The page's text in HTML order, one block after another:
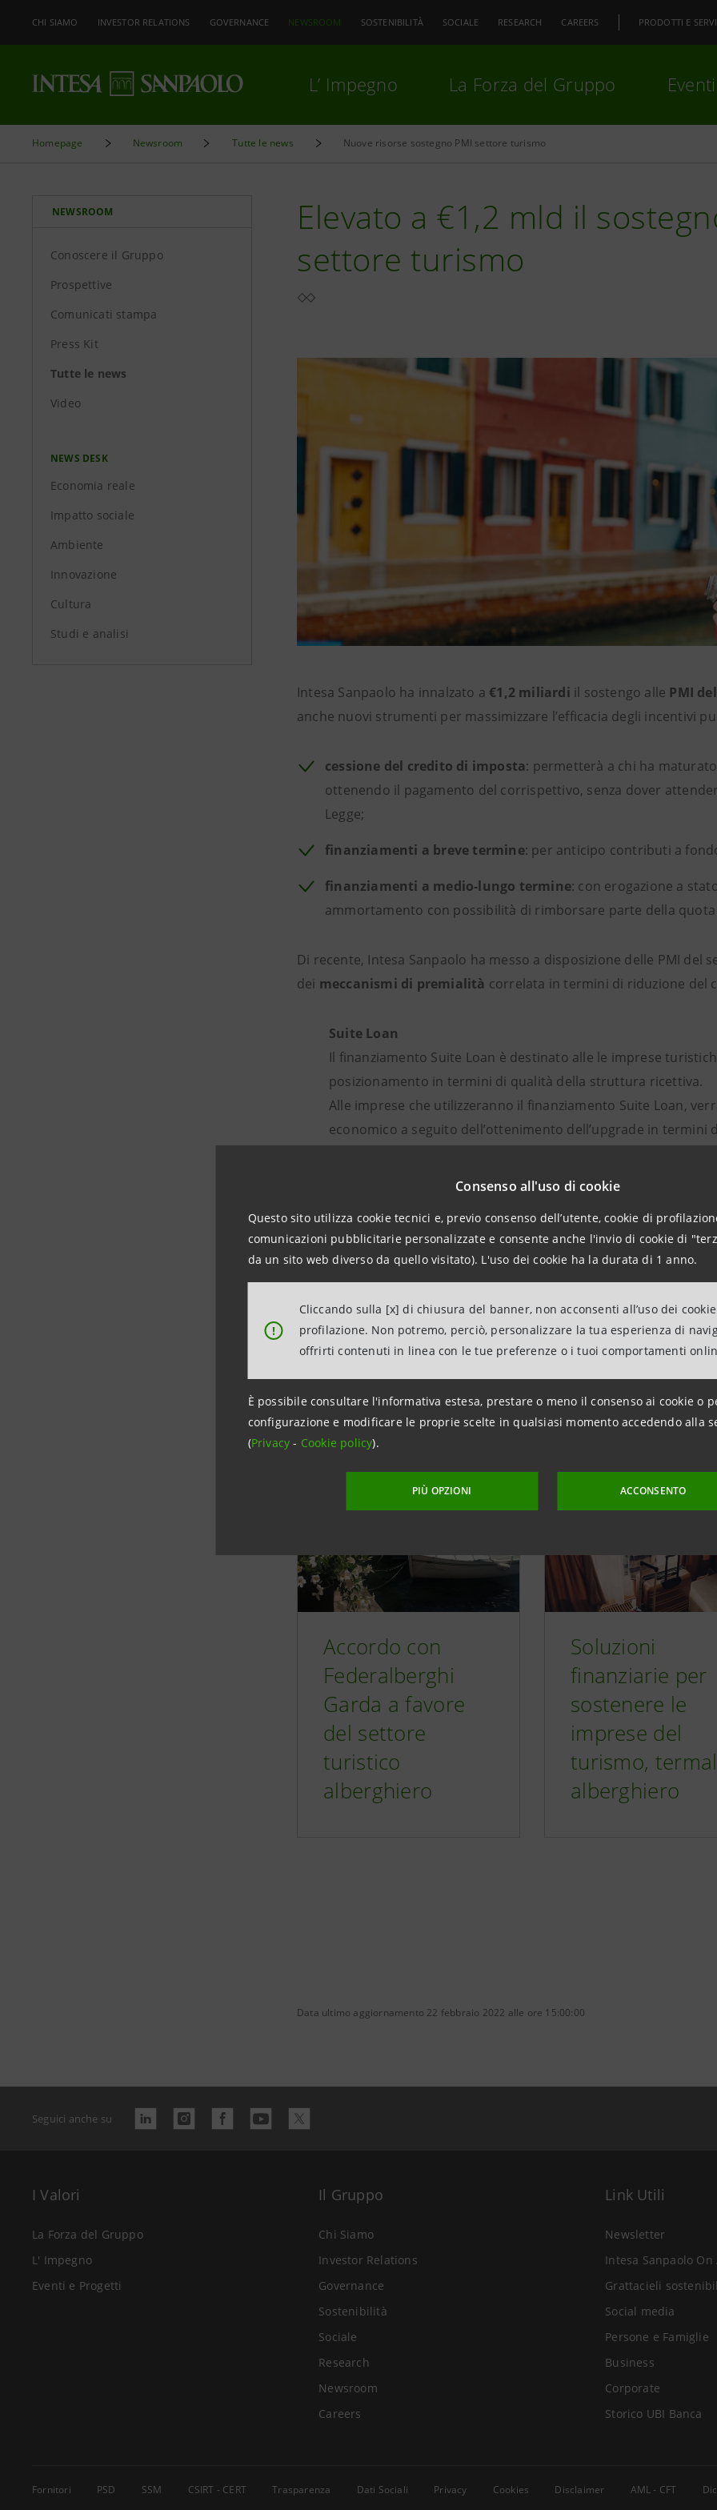
Consenso all'uso di cookie
Questo sito utilizza cookie tecnici e, previo consenso dell’utente, cookie di
comunicazioni pubblicitarie personalizzate e consente anche l'invio di cookie di
da un sito web diverso da quello visitato). L'uso dei cookie ha la durata di 1 anno.
!
Cliccando sulla [x] di chiusura del banner, non acconsenti all’uso dei
profilazione. Non potremo, perciò, personalizzare la tua esperienza di
offrirti contenuti in linea con le tue preferenze o i tuoi comportamenti
È possibile consultare l'informativa estesa, prestare o meno il consenso ai cookie o
configurazione e modificare le proprie scelte in qualsiasi momento accedendo alla
(Privacy- Cookie policy).
PIÙ OPZIONI ACCONSENTO
CHI SIAMO INVESTOR RELATIONS GOVERNANCE NEWSROOM SOSTENIBILITÀ SOCIALE RESEARCH CAREERS PRODOTTI E
L’ Impegno La Forza del Gruppo
Homepage Newsroom Tutte le news Nuove risorse sostegno PMI settore turismo
NEWSROOM
Conoscere il Gruppo
Prospettive
Comunicati stampa
Press Kit
Tutte le news
Video
NEWS DESK
Economia reale
Impatto sociale
Ambiente
Innovazione
Cultura
Studi e analisi
Elevato a €1,2 mld il
settore turismo
Intesa Sanpaolo ha innalzato a €1,2 miliardi il sostengo alle PMI
anche nuovi strumenti per massimizzare l’efficacia degli incentivi
cessione del credito di imposta: permetterà a chi ha
ottenendo il pagamento del corrispettivo, senza dover
Legge;
finanziamenti a breve termine: per anticipo contributi a
finanziamenti a medio-lungo termine: con erogazione a
ammortamento con possibilità di rimborsare parte della
Di recente, Intesa Sanpaolo ha messo a disposizione delle PMI
dei meccanismi di premialità correlata in termini di riduzione del
Suite Loan
Il finanziamento Suite Loan è destinato alle le imprese
posizionamento in termini di qualità della struttura ricettiva.
Alle imprese che utilizzeranno il finanziamento Suite Loan,
economico a seguito dell’ottenimento dell’upgrade in termini
Il finanziamento S-Loan Turismo è destinato alle le imprese
riqualificazione energetica delle strutture alberghiere, con
Al finanziamento S-Loan Turismo, è possibile abbinare la
Scopri di più su alcune recenti iniziative
Accordo con
Federalberghi
Garda a favore
del settore
turistico
alberghiero
Soluzioni
finanziarie per
sostenere le
imprese del
turismo,
alberghiero
Data ultimo aggiornamento 22 febbraio 2022 alle ore 15:00:00
Seguici anche su
I Valori
La Forza del Gruppo
L' Impegno
Eventi e Progetti
Il Gruppo
Chi Siamo
Investor Relations
Governance
Sostenibilità
Sociale
Research
Newsroom
Careers
Link Utili
Newsletter
Intesa Sanpaolo On
Grattacieli
Social media
Persone e Famiglie
Business
Corporate
Storico UBI Banca
Fornitori PSD SSM CSIRT - CERT Trasparenza Dati Sociali Privacy Cookies Disclaimer AML - CFT